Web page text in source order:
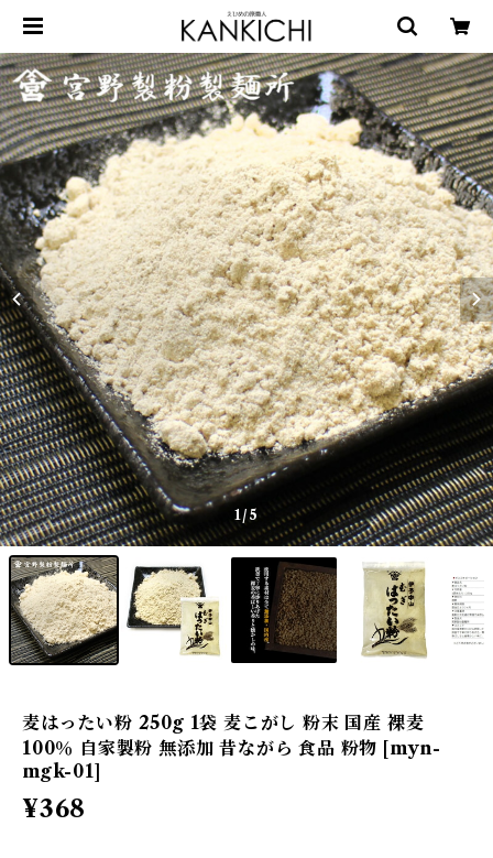
1/5
麦はったい粉 250g 1袋 麦こがし 粉末 国産 裸麦
100％ 自家製粉 無添加 昔ながら 食品 粉物 [myn-
mgk-01]
¥368